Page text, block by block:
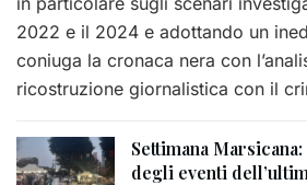
2022 e il 2024 e adottando un
coniuga la cronaca nera con
ricostruzione giornalistica con il
Settimana
degli eventi